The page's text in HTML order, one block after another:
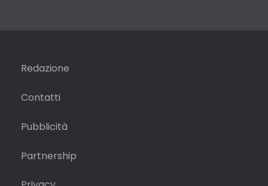
Redazione
Contatti
Pubblicità
Partnership